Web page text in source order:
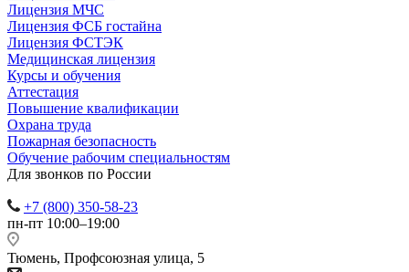
Лицензия МЧС
Лицензия ФСБ гостайна
Лицензия ФСТЭК
Медицинская лицензия
Курсы и обучения
Аттестация
Повышение квалификации
Охрана труда
Пожарная безопасность
Обучение рабочим специальностям
Для звонков по России
+7 (800) 350-58-23
пн-пт 10:00–19:00
Тюмень, Профсоюзная улица, 5